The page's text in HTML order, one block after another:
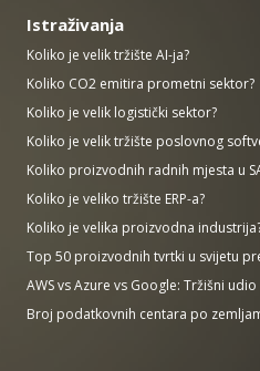
Istraživanja
Koliko je velik tržište AI-ja?
Koliko CO2 emitira prometni sektor?
Koliko je velik logistički sektor?
Koliko je velik tržište poslovnog
Koliko proizvodnih radnih mjesta u
Koliko je veliko tržište ERP-a?
Koliko je velika proizvodna
Top 50 proizvodnih tvrtki u svijetu
AWS vs Azure vs Google: Tržišni
Broj podatkovnih centara po